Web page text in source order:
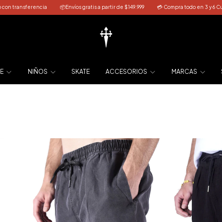
📦Envíos gratis a partir de $149.999 💳 Compra todo en 3 y 6 Cuotas
NIÑOS SKATE ACCESORIOS MARCAS